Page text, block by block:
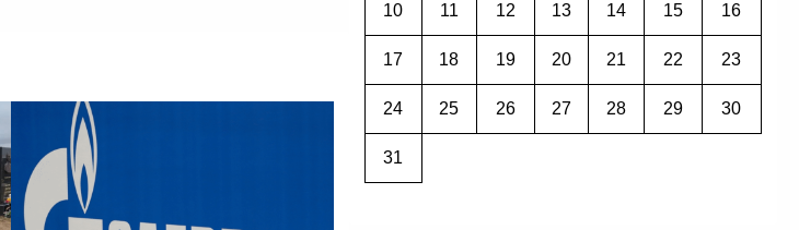
10 11 12 13 14 15 16
17 18 19 20 21 22 23
24 25 26 27 28 29 30
31